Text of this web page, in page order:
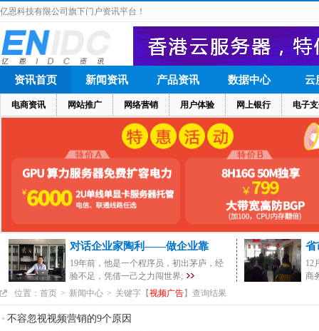
亿恩科技有限公司旗下门户资讯平台！
资讯首页
电商资讯 网站推广 网络营销 用户体验 网上银行 电子
新闻资讯 产品资讯 数据中心 云
对话企业家陶利——做企业靠
19年前，他是一个程序员，初出茅庐，经
验不足，凭借一己之力闯世界;
省
12
商
位置： 首页 > 新闻中心 > 关键字【视频广告】查询结果
不容忽视视频营销的9个原因